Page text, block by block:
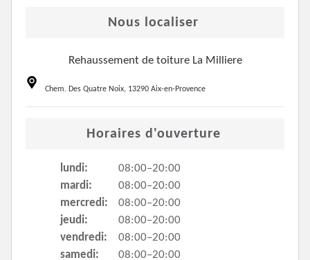
Nous localiser
Rehaussement de toiture La Milliere
Chem. Des Quatre Noix, 13290 Aix-en-Provence
Horaires d'ouverture
lundi:
08:00–20:00
mardi:
08:00–20:00
mercredi:
08:00–20:00
jeudi:
08:00–20:00
vendredi:
08:00–20:00
samedi:
08:00–20:00